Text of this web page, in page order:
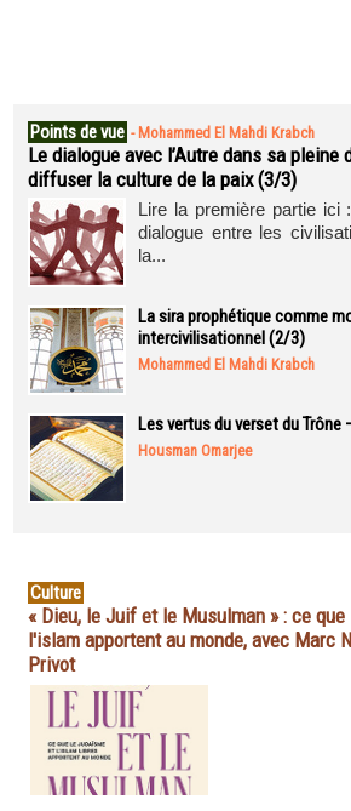
Points de vue - Mohammed El Mahdi Krabch
Le dialogue avec l’Autre dans sa pleine
diffuser la culture de la paix (3/3)
Lire la première partie ici
dialogue entre les
la...
La sira prophétique comme
intercivilisationnel (2/3)
Mohammed El Mahdi Krabch
Les vertus du verset du Trône
Housman Omarjee
Culture
« Dieu, le Juif et le Musulman » : ce
l'islam apportent au monde, avec Marc
Privot